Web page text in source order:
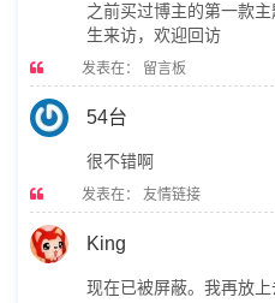
之前买过博主的第一款
生来访，欢迎回访
发表在： 留言板
54台
很不错啊
发表在： 友情链接
King
现在已被屏蔽。我再放